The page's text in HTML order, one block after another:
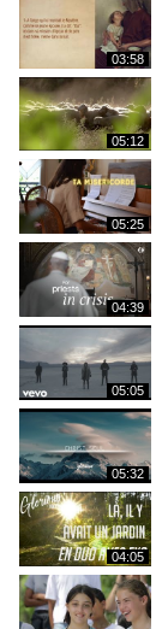
03:58
05:12
05:25
04:39
05:05
05:32
04:05